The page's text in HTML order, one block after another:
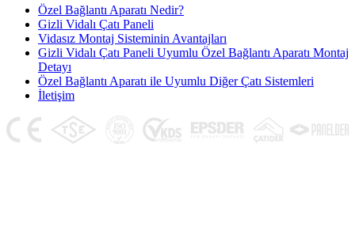
Özel Bağlantı Aparatı Nedir?
Gizli Vidalı Çatı Paneli
Vidasız Montaj Sisteminin Avantajları
Gizli Vidalı Çatı Paneli Uyumlu Özel Bağlantı Aparatı Montaj
Detayı
Özel Bağlantı Aparatı ile Uyumlu Diğer Çatı Sistemleri
İletişim